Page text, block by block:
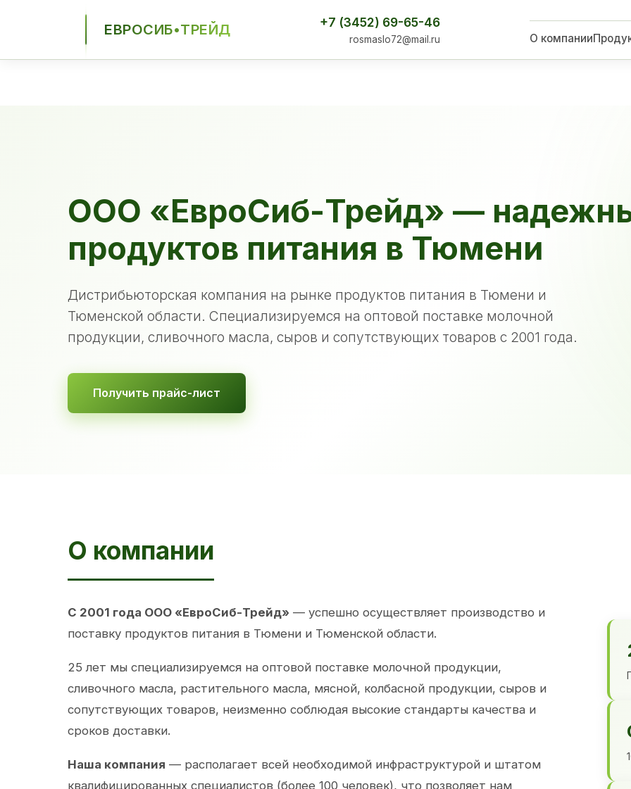
ЕВРОСИБ•ТРЕЙД +7 (3452) 69-65-46
rosmaslo72@mail.ru О компании
ООО «ЕвроСиб-Трейд» —
продуктов питания в Тюмени
Дистрибьюторская компания на рынке продуктов питания в Тюмени и
Тюменской области. Специализируемся на оптовой поставке молочной
продукции, сливочного масла, сыров и сопутствующих товаров с 2001 года.
Получить прайс-лист
О компании
С 2001 года ООО «ЕвроСиб-Трейд» — успешно осуществляет производство и
поставку продуктов питания в Тюмени и Тюменской области.
25 лет мы специализируемся на оптовой поставке молочной продукции,
сливочного масла, растительного масла, мясной, колбасной продукции, сыров и
сопутствующих товаров, неизменно соблюдая высокие стандарты качества и
сроков доставки.
Наша компания — располагает всей необходимой инфраструктурой и штатом
квалифицированных специалистов (более 100 человек), что позволяет нам